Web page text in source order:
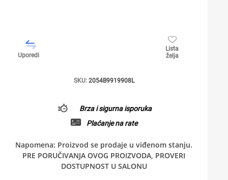
Uporedi
Lista
želja
SKU: 2054B9919908L
Brza i sigurna isporuka
Plaćanje na rate
Napomena: Proizvod se prodaje u viđenom stanju.
PRE PORUČIVANJA OVOG PROIZVODA, PROVERI
DOSTUPNOST U SALONU